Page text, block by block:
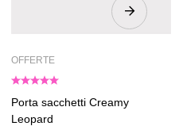
OFFERTE
Porta sacchetti Creamy
Leopard